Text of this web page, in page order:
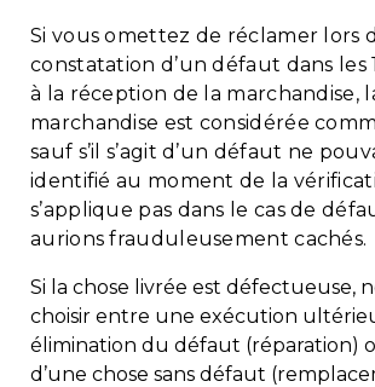
Si vous omettez de réclamer lors
constatation d’un défaut dans les
à la réception de la marchandise,
marchandise est considérée
sauf s’il s’agit d’un défaut ne
identifié au moment de la
s’applique pas dans le cas de
aurions frauduleusement cachés.
Si la chose livrée est défectueuse,
choisir entre une exécution
élimination du défaut (réparation)
d’une chose sans défaut